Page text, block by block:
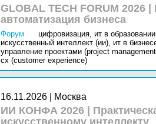
GLOBAL TECH FORUM
автоматизация бизнеса
Форум цифровизация, ит в
искусственный интеллект (ии), ит в
управление проектами (project
cx (customer experience)
16.11.2026 | Москва
ИИ КОНФА 2026 |
искусственному интеллекту